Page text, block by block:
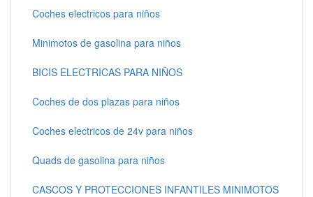
Coches electricos para niños
Minimotos de gasolina para niños
BICIS ELECTRICAS PARA NIÑOS
Coches de dos plazas para niños
Coches electricos de 24v para niños
Quads de gasolina para niños
CASCOS Y PROTECCIONES INFANTILES MINIMOTOS